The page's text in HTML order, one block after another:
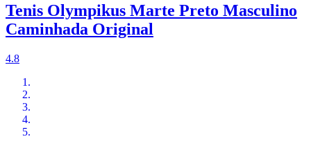
Tenis Olympikus Marte Preto Masculino
Caminhada Original
4.8